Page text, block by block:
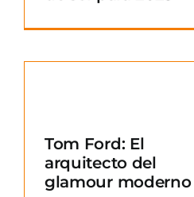
Tom Ford: El
arquitecto del
glamour moderno
¡Comodidad y
estilo para
cualquier edad!